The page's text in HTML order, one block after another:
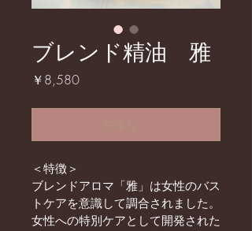
ブレンド精油 雅
￥8,580価
＜特徴＞
ブレンドアロマ「雅」は女性のバス
トケアを意識して調合されました。
女性への特別ケアとして開発された